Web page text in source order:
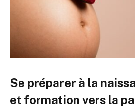
Se préparer à la
et formation vers la